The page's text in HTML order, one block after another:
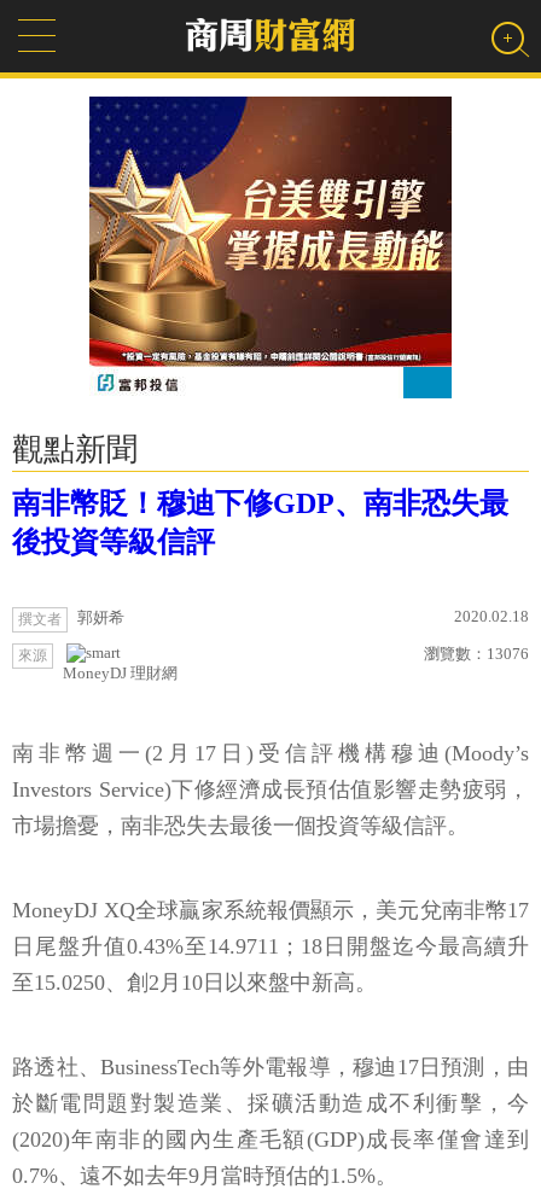
觀點新聞
南非幣貶！穆迪下修GDP、南非恐失最
後投資等級信評
撰文者 郭妍希 2020.02.18
來源
MoneyDJ 理財網
瀏覽數： 13076
南非幣週一(2月17日)受信評機構穆迪(Moody’s
Investors Service)下修經濟成長預估值影響走勢疲弱，
市場擔憂，南非恐失去最後一個投資等級信評。
MoneyDJ XQ全球贏家系統報價顯示，美元兌南非幣17
日尾盤升值0.43%至14.9711；18日開盤迄今最高續升
至15.0250、創2月10日以來盤中新高。
路透社、BusinessTech等外電報導，穆迪17日預測，由
於斷電問題對製造業、採礦活動造成不利衝擊，今
(2020)年南非的國內生產毛額(GDP)成長率僅會達到
0.7%、遠不如去年9月當時預估的1.5%。